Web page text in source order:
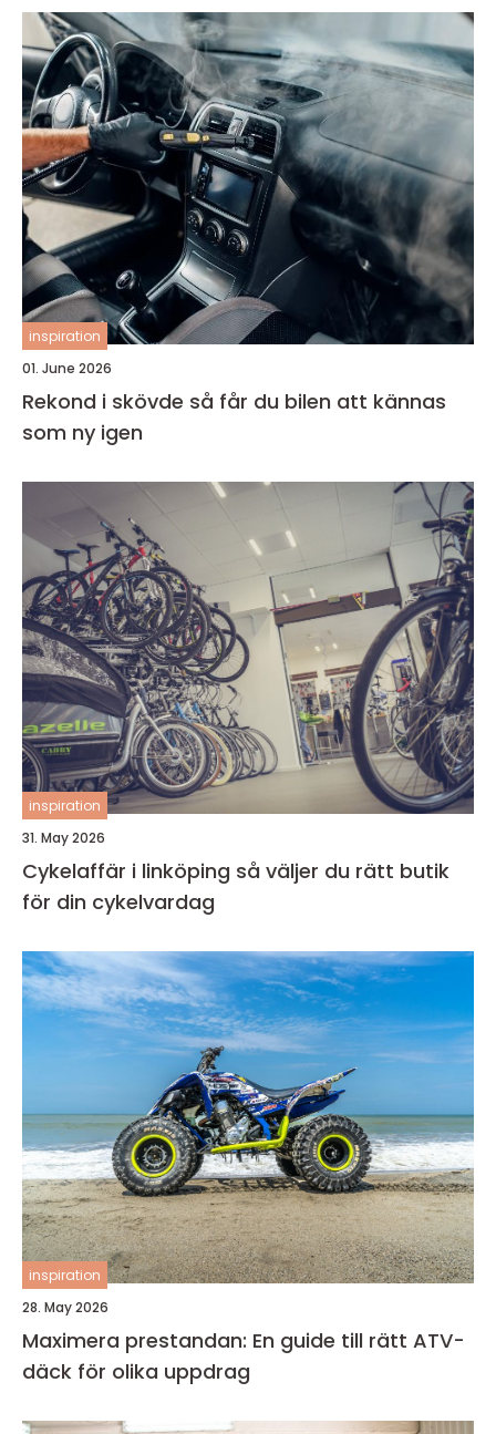
inspiration
01. June 2026
Rekond i skövde så får du bilen att kännas
som ny igen
inspiration
31. May 2026
Cykelaffär i linköping så väljer du rätt butik
för din cykelvardag
inspiration
28. May 2026
Maximera prestandan: En guide till rätt ATV-
däck för olika uppdrag